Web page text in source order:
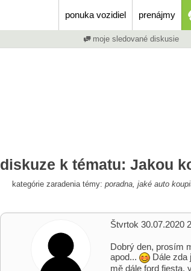
ponuka vozidiel prenájmy
moje sledované diskusie
diskuze k tématu: Jakou
kategórie zaradenia témy: poradna, jaké auto
Štvrtok 30.07.2020
Dobrý den, prosím
apod...
Dále zda
mě dále ford fiesta,